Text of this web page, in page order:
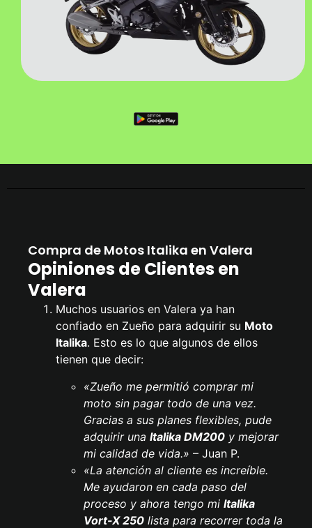
Compra de Motos Italika en Valera
Opiniones de Clientes en
Valera
Muchos usuarios en Valera ya han
confiado en Zueño para adquirir su Moto
Italika. Esto es lo que algunos de ellos
tienen que decir:
«Zueño me permitió comprar mi
moto sin pagar todo de una vez.
Gracias a sus planes flexibles, pude
adquirir una Italika DM200 y mejorar
mi calidad de vida.» – Juan P.
«La atención al cliente es increíble.
Me ayudaron en cada paso del
proceso y ahora tengo mi Italika
Vort-X 250 lista para recorrer toda la